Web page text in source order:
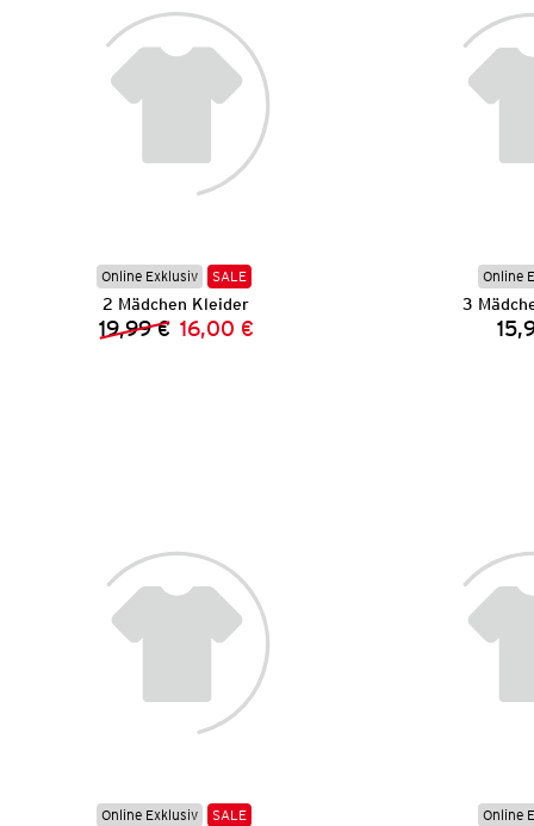
Online Exklusiv SALE
2 Mädchen Kleider
Vorheriger Preis:
19,99 € Neuer Preis:
16,00 €
Online
3
Online Exklusiv SALE Online